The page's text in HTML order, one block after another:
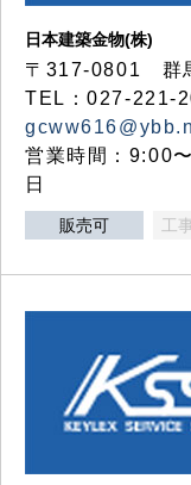
日本建築金物(株)
〒317‐0801 群
TEL：027-221-
営業時間：9:00
日
販売可 工